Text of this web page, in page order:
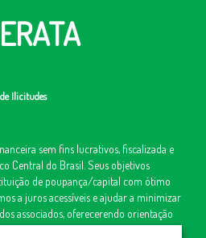
Ilicitudes
sem fins lucrativos, fiscalizada e
Central do Brasil. Seus objetivos
de poupança/capital com ótimo
a juros acessíveis e ajudar a minimizar
associados, oferecerendo orientação
de ser dono e usuário.